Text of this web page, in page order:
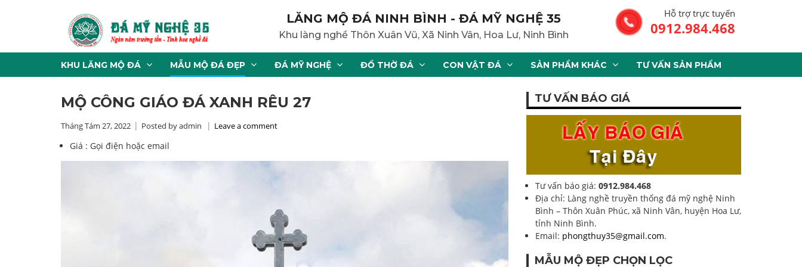
LĂNG MỘ ĐÁ NINH BÌNH - ĐÁ MỸ NGHỆ 35
Khu làng nghề Thôn Xuân Vũ, Xã Ninh Vân, Hoa Lư, Ninh Bình
Hỗ trợ trực tuyến
0912.984.468
KHU LĂNG MỘ ĐÁ MẪU MỘ ĐÁ ĐẸP ĐÁ MỸ NGHỆ ĐỒ THỜ ĐÁ CON VẬT ĐÁ SẢN PHẨM KHÁC TƯ VẤN SẢN PHẨM
MỘ CÔNG GIÁO ĐÁ XANH RÊU 27
Tháng Tám 27, 2022 Posted by admin Leave a comment
Giá : Gọi điện hoặc email
TƯ VẤN BÁO GIÁ
Tư vấn báo giá: 0912.984.468
Địa chỉ: Làng nghề truyền thống đá mỹ nghệ Ninh
Bình – Thôn Xuân Phúc, xã Ninh Vân, huyện Hoa Lư,
tỉnh Ninh Bình.
Email: phongthuy35@gmail.com.
MẪU MỘ ĐẸP CHỌN LỌC